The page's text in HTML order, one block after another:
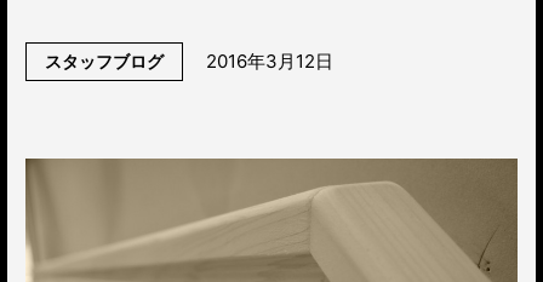
スタッフブログ 2016年3月12日